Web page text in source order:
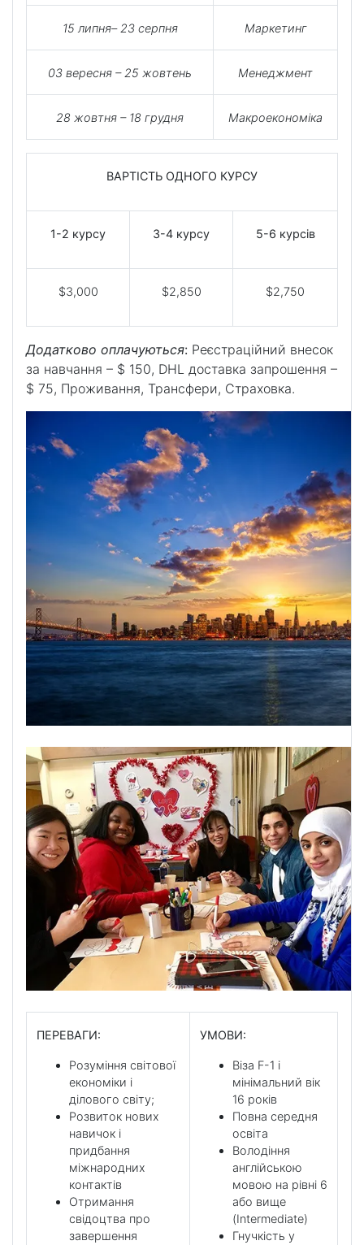
15 липня– 23 серпня Маркетинг
03 вересня – 25 жовтень Менеджмент
28 жовтня – 18 грудня Макроекономіка
ВАРТІСТЬ ОДНОГО КУРСУ
1-2 курсу 3-4 курсу 5-6 курсів
$3,000 $2,850 $2,750
Додатково оплачуються: Реєстраційний внесок
за навчання – $ 150, DHL доставка запрошення –
$ 75, Проживання, Трансфери, Страховка.
ПЕРЕВАГИ:
Розуміння світової
економіки і
ділового світу;
Розвиток нових
навичок і
придбання
міжнародних
контактів
Отримання
свідоцтва про
завершення
УМОВИ:
Віза F-1 і
мінімальний вік
16 років
Повна середня
освіта
Володіння
англійською
мовою на рівні 6
або вище
(Intermediate)
Гнучкість у